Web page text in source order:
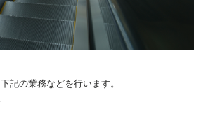
記の業務などを行います。